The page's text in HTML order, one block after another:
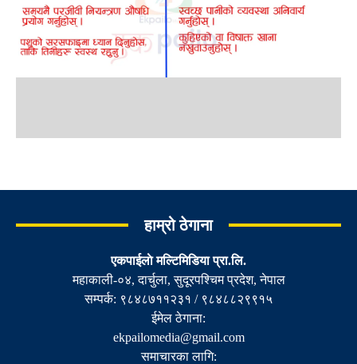
हाम्रो ठेगाना
एकपाईलाे मल्टिमिडिया प्रा.लि.
महाकाली-०४, दार्चुला, सुदूरपश्चिम प्रदेश, नेपाल
सम्पर्क: ९८४८७११२३१ / ९८४८८२९९१५
ईमेल ठेगाना:
ekpailomedia@gmail.com
समाचारका लागि: